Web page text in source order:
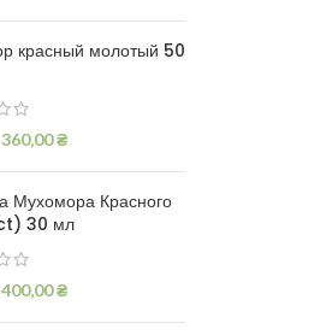
красный молотый 50
360,00₴
Мухомора Красного
30 мл
400,00₴